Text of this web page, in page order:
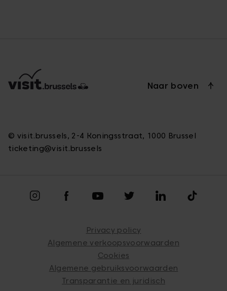
© visit.brussels, 2-4 Koningsstraat, 1000 Brussel
ticketing@visit.brussels
Naar boven
Privacy policy
Algemene verkoopsvoorwaarden
Cookies
Algemene gebruiksvoorwaarden
Transparantie en juridisch